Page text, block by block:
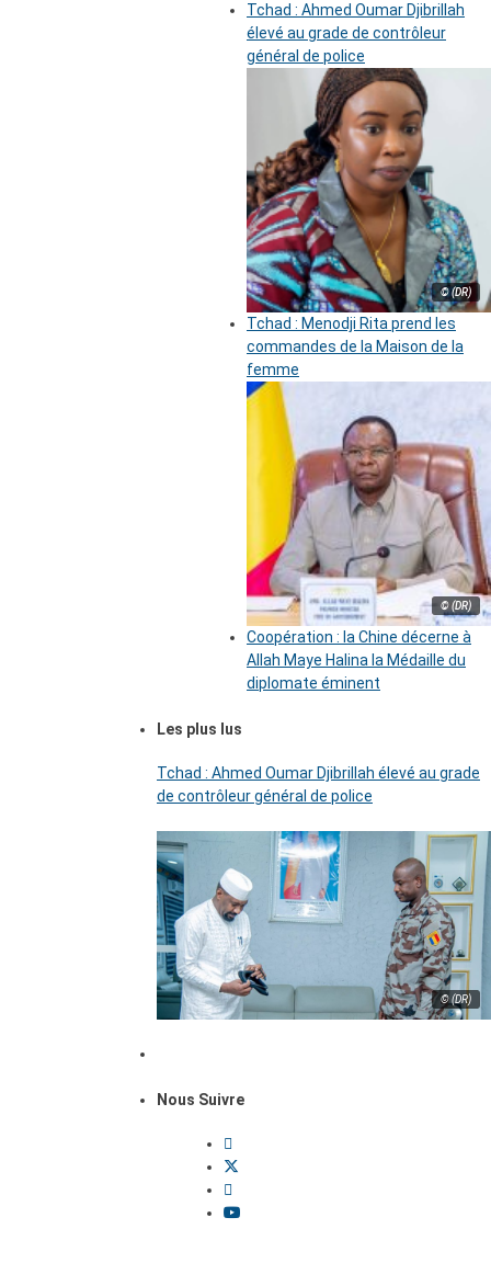
Tchad : Ahmed Oumar Djibrillah
élevé au grade de contrôleur
général de police
© (DR)
Tchad : Menodji Rita prend les
commandes de la Maison de la
femme
© (DR)
Coopération : la Chine décerne à
Allah Maye Halina la Médaille du
diplomate éminent
Les plus lus
Tchad : Ahmed Oumar Djibrillah élevé au grade
de contrôleur général de police
© (DR)
Nous Suivre